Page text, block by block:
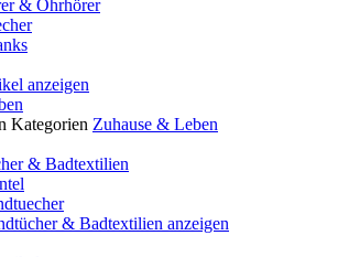
& Ohrhörer
anzeigen
Kategorien Zuhause & Leben
& Badtextilien
& Badtextilien anzeigen